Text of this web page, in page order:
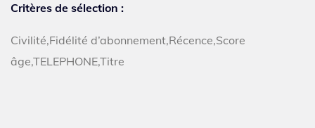
Critères de sélection :
Civilité,Fidélité d’abonnement,Récence,Score
âge,TELEPHONE,Titre